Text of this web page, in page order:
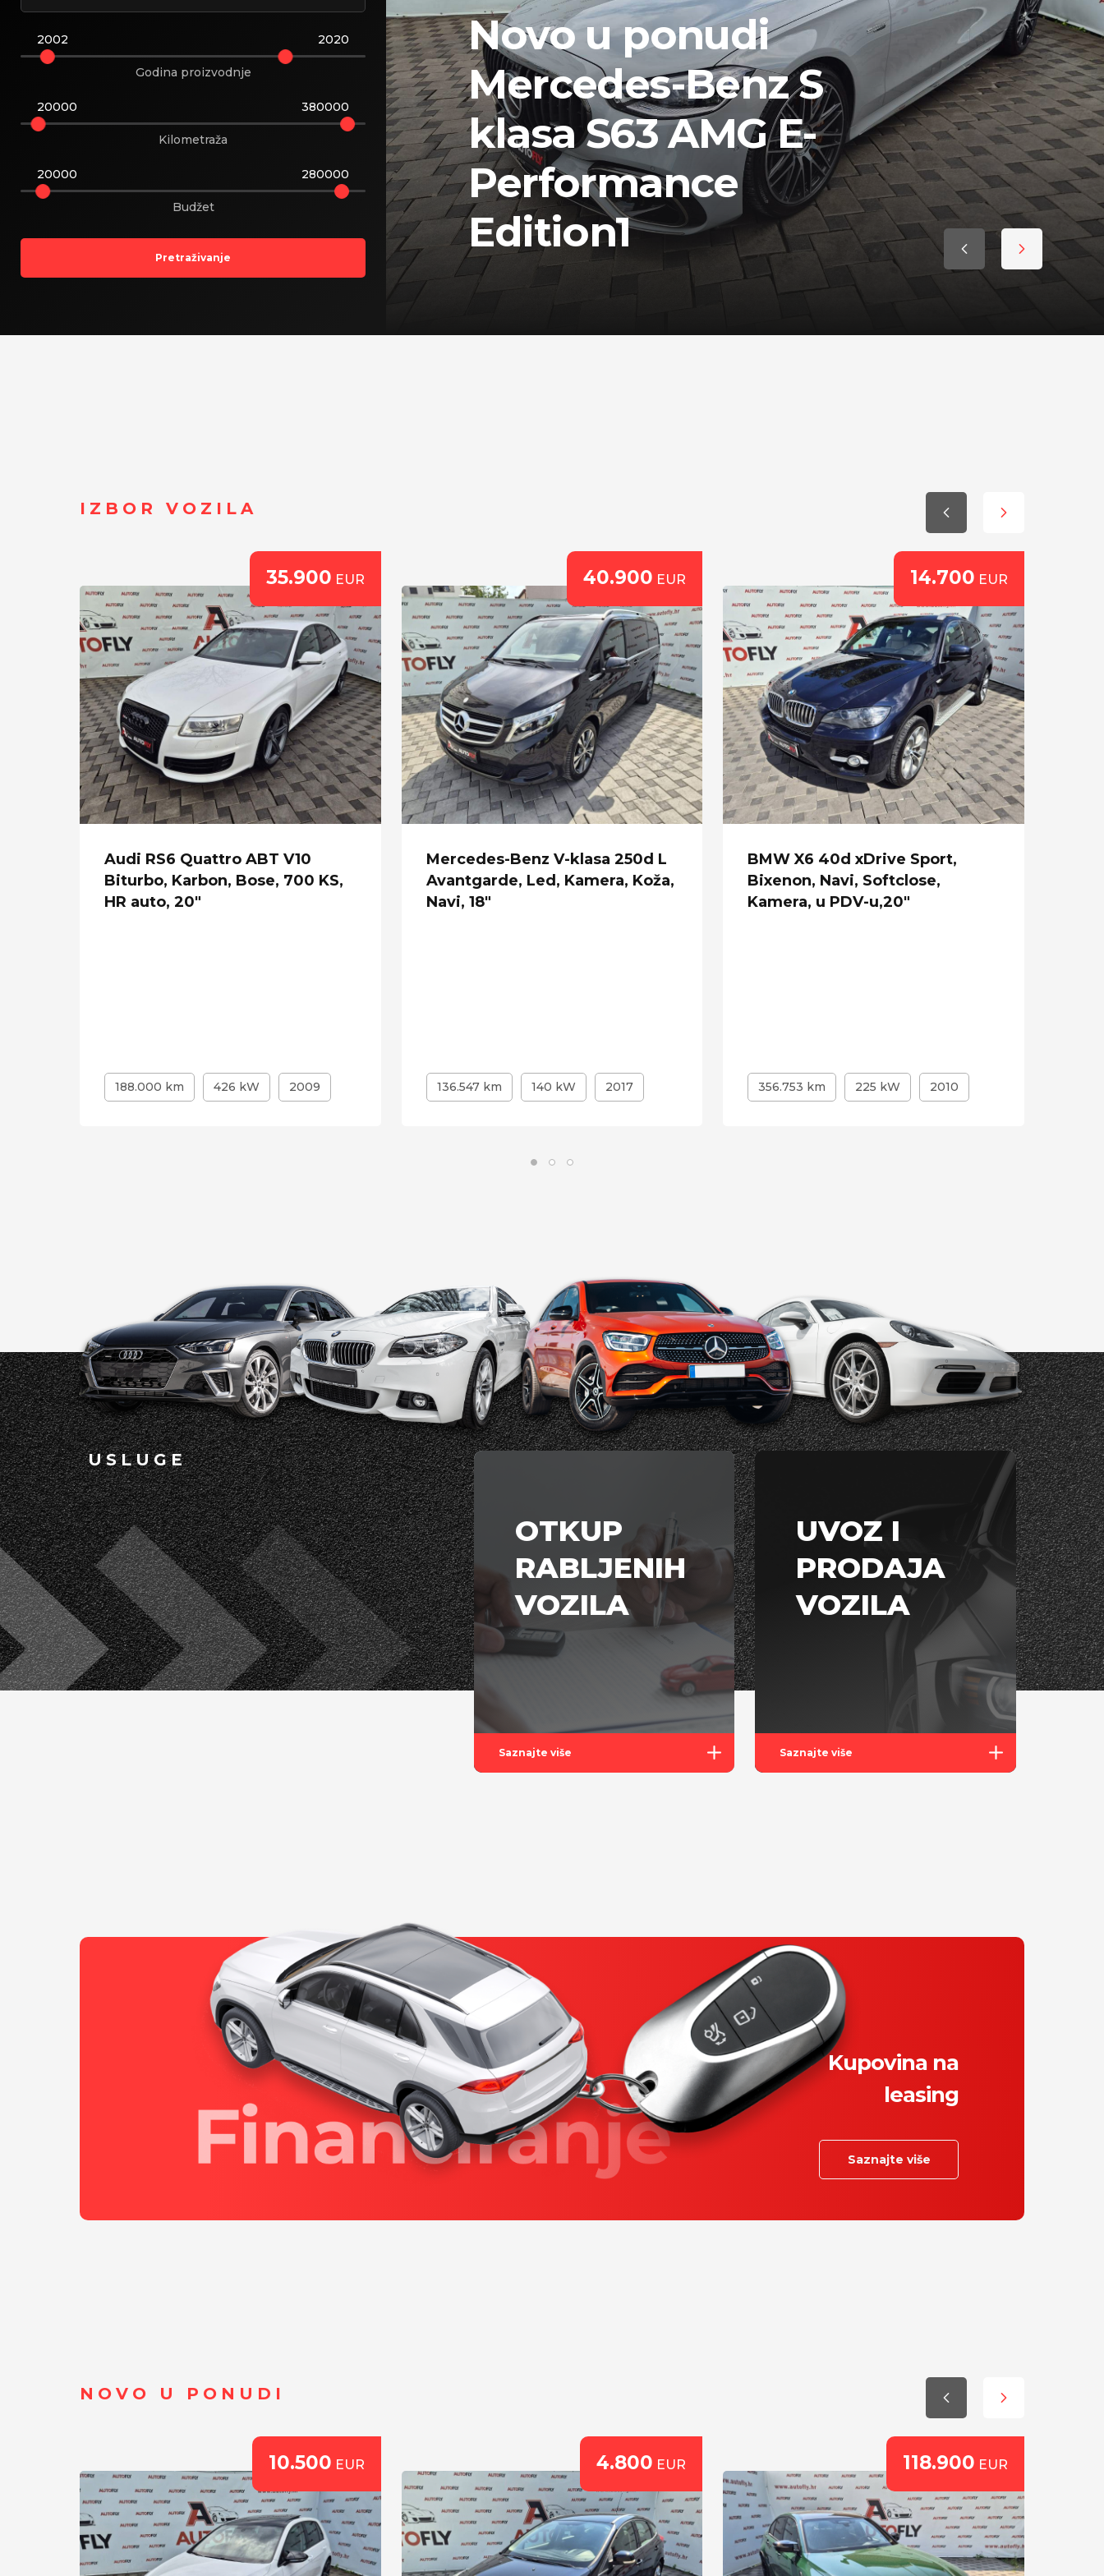
Land
Rover
Novo u ponudi
Mercedes-Benz S
klasa S63 AMG E-
Performance
Edition1
2002 2020
Godina proizvodnje
20000 380000
Kilometraža
20000 280000
Budžet
Pretraživanje
IZBOR VOZILA
35.900 EUR
Audi RS6 Quattro ABT V10
Biturbo, Karbon, Bose, 700 KS,
HR auto, 20"
188.000 km 426 kW 2009
40.900 EUR
Mercedes-Benz V-klasa 250d L
Avantgarde, Led, Kamera, Koža,
Navi, 18"
136.547 km 140 kW 2017
14.700 EUR
BMW X6 40d xDrive Sport,
Bixenon, Navi, Softclose,
Kamera, u PDV-u,20"
356.753 km 225 kW 2010
USLUGE
OTKUP
RABLJENIH
VOZILA
Saznajte više
UVOZ I
PRODAJA
VOZILA
Saznajte više
Kupovina na
leasing
Saznajte više
NOVO U PONUDI
10.500 EUR 4.800 EUR 118.900 EUR